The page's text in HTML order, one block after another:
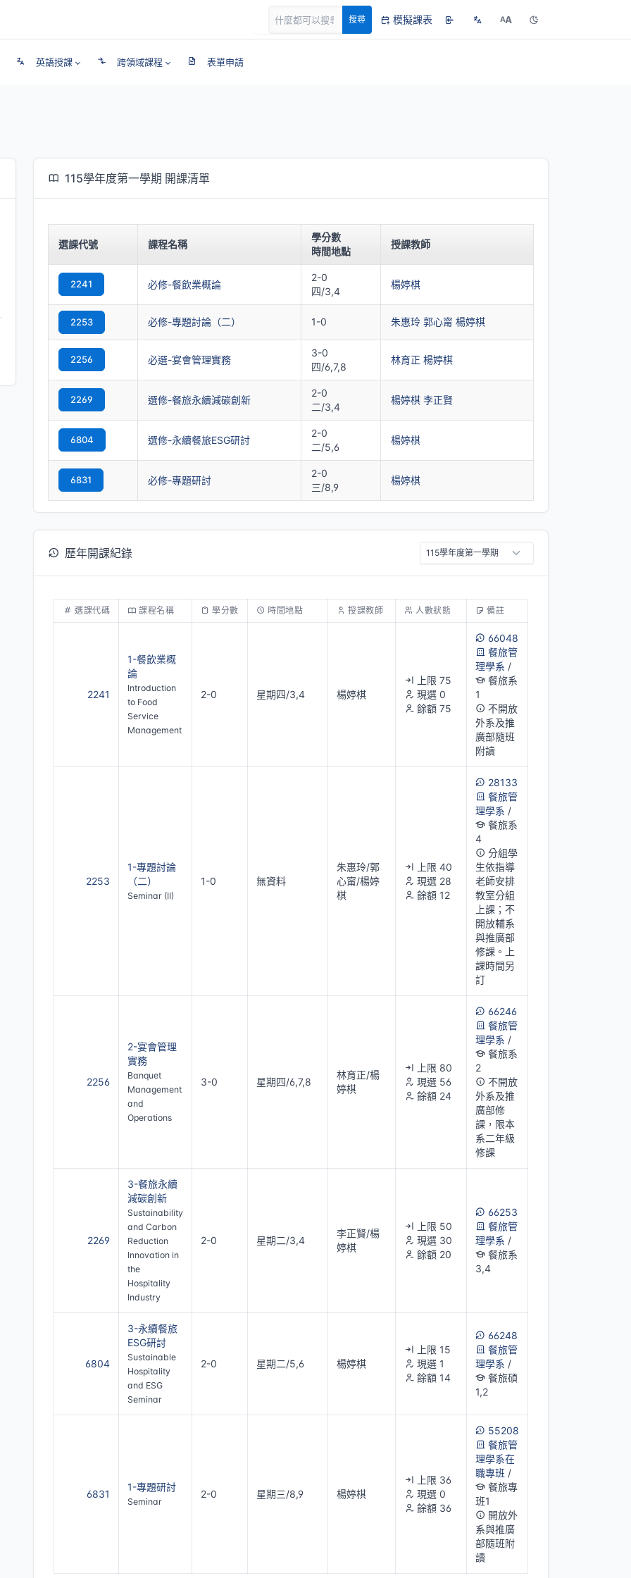
搜尋 模擬課表 AA
英語授課 跨領域課程 表單申請
115學年度第一學期 開課清單
選課代號 課程名稱
學分數
時間地點
授課教師
2241 必修-餐飲業概論
2-0
四/3,4
楊婷棋
2253 必修-專題討論（二） 1-0 朱惠玲 郭心甯 楊婷棋
2256 必選-宴會管理實務
3-0
四/6,7,8
林育正 楊婷棋
2269 選修-餐旅永續減碳創新
2-0
二/3,4
楊婷棋 李正賢
6804 選修-永續餐旅ESG研討
2-0
二/5,6
楊婷棋
6831 必修-專題研討
2-0
三/8,9
楊婷棋
歷年開課紀錄
選課代碼 課程名稱 學分數 時間地點 授課教師 人數狀態 備註
2241
1-餐飲業概
論
Introduction
to Food
Service
Management
2-0 星期四/3,4 楊婷棋
上限 75
現選 0
餘額 75
66048
餐旅管
理學系 /
餐旅系
1
不開放
外系及推
廣部隨班
附讀
2253
1-專題討論
（二）
Seminar (II)
1-0 無資料
朱惠玲/郭
心甯/楊婷
棋
上限 40
現選 28
餘額 12
28133
餐旅管
理學系 /
餐旅系
4
分組學
生依指導
老師安排
教室分組
上課；不
開放輔系
與推廣部
修課。上
課時間另
訂
2256
2-宴會管理
實務
Banquet
Management
and
Operations
3-0 星期四/6,7,8
林育正/楊
婷棋
上限 80
現選 56
餘額 24
66246
餐旅管
理學系 /
餐旅系
2
不開放
外系及推
廣部修
課，限本
系二年級
修課
2269
3-餐旅永續
減碳創新
Sustainability
and Carbon
Reduction
Innovation in
the
Hospitality
Industry
2-0 星期二/3,4
李正賢/楊
婷棋
上限 50
現選 30
餘額 20
66253
餐旅管
理學系 /
餐旅系
3,4
6804
3-永續餐旅
ESG研討
Sustainable
Hospitality
and ESG
Seminar
2-0 星期二/5,6 楊婷棋
上限 15
現選 1
餘額 14
66248
餐旅管
理學系 /
餐旅碩
1,2
6831
1-專題研討
Seminar
2-0 星期三/8,9 楊婷棋
上限 36
現選 0
餘額 36
55208
餐旅管
理學系在
職專班 /
餐旅專
班1
開放外
系與推廣
部隨班附
讀